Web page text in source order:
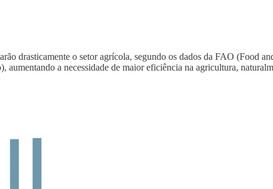
drasticamente o setor agrícola, segundo os dados da FAO (Food
a necessidade de maior eficiência na agricultura,